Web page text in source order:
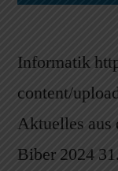
Informatik
content/
Aktuelles aus
Biber 2024